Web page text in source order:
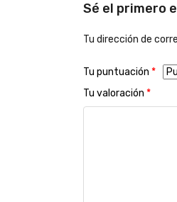
Sé el primero
Tu dirección de
Tu puntuación *
Tu valoración *